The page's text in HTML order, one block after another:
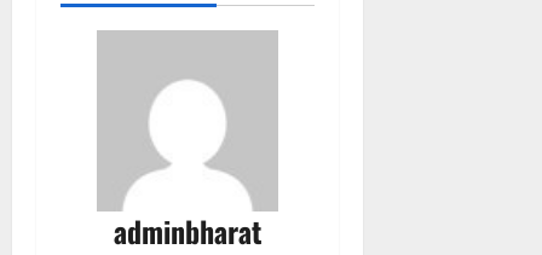
adminbharat